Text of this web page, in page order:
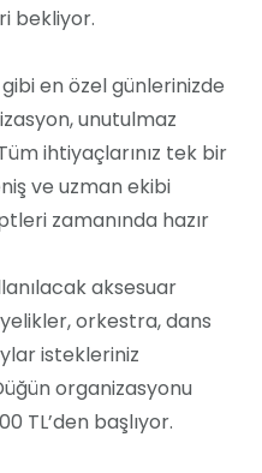
bekliyor.
en özel günlerinizde
unutulmaz
ihtiyaçlarınız tek bir
ve uzman ekibi
zamanında hazır
aksesuar
orkestra, dans
istekleriniz
organizasyonu
TL’den başlıyor.